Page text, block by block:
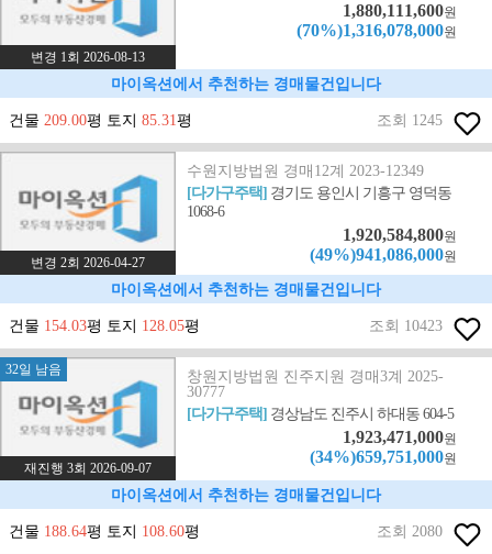
변경 1회 2026-08-13
1,880,111,600원
(70%)1,316,078,000원
마이옥션에서 추천하는 경매물건입니다
건물 209.00평 토지 85.31평 조회 1245
변경 2회 2026-04-27
수원지방법원 경매12계 2023-12349
[다가구주택] 경기도 용인시 기흥구 영덕동
1068-6
1,920,584,800원
(49%)941,086,000원
마이옥션에서 추천하는 경매물건입니다
건물 154.03평 토지 128.05평 조회 10423
32일 남음
재진행 3회 2026-09-07
창원지방법원 진주지원 경매3계 2025-
30777
[다가구주택] 경상남도 진주시 하대동 604-5
1,923,471,000원
(34%)659,751,000원
마이옥션에서 추천하는 경매물건입니다
건물 188.64평 토지 108.60평 조회 2080